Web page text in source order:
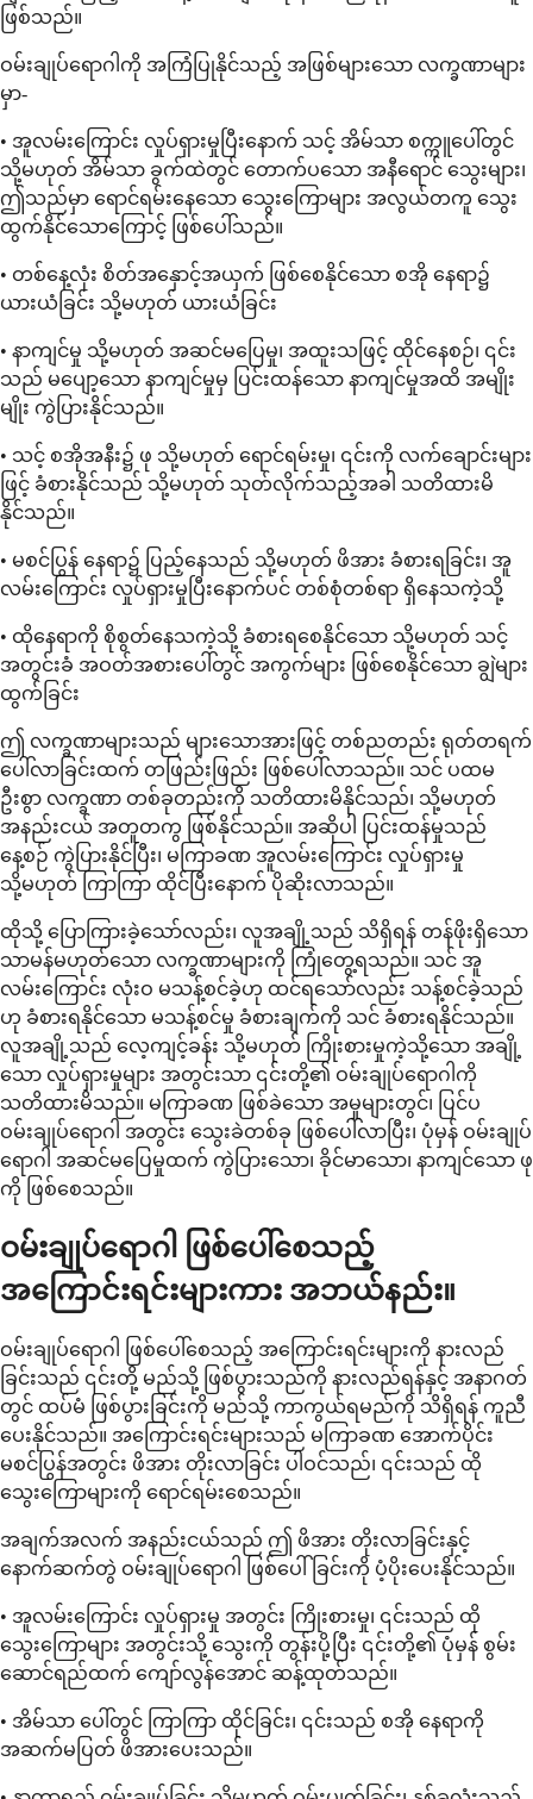
ဖြစ်သည်။
ဝမ်းချုပ်ရောဂါကို အကြံပြုနိုင်သည့် အဖြစ်များသော လက္ခဏာများ
မှာ-
• အူလမ်းကြောင်း လှုပ်ရှားမှုပြီးနောက် သင့် အိမ်သာ စက္ကူပေါ်တွင်
သို့မဟုတ် အိမ်သာ ခွက်ထဲတွင် တောက်ပသော အနီရောင် သွေးများ၊
ဤသည်မှာ ရောင်ရမ်းနေသော သွေးကြောများ အလွယ်တကူ သွေး
ထွက်နိုင်သောကြောင့် ဖြစ်ပေါ်သည်။
• တစ်နေ့လုံး စိတ်အနှောင့်အယှက် ဖြစ်စေနိုင်သော စအို နေရာ၌
ယားယံခြင်း သို့မဟုတ် ယားယံခြင်း
• နာကျင်မှု သို့မဟုတ် အဆင်မပြေမှု၊ အထူးသဖြင့် ထိုင်နေစဉ်၊ ၎င်း
သည် မပျော့သော နာကျင်မှုမှ ပြင်းထန်သော နာကျင်မှုအထိ အမျိုး
မျိုး ကွဲပြားနိုင်သည်။
• သင့် စအိုအနီး၌ ဖု သို့မဟုတ် ရောင်ရမ်းမှု၊ ၎င်းကို လက်ချောင်းများ
ဖြင့် ခံစားနိုင်သည် သို့မဟုတ် သုတ်လိုက်သည့်အခါ သတိထားမိ
နိုင်သည်။
• မစင်ပြွန် နေရာ၌ ပြည့်နေသည် သို့မဟုတ် ဖိအား ခံစားရခြင်း၊ အူ
လမ်းကြောင်း လှုပ်ရှားမှုပြီးနောက်ပင် တစ်စုံတစ်ရာ ရှိနေသကဲ့သို့
• ထိုနေရာကို စိုစွတ်နေသကဲ့သို့ ခံစားရစေနိုင်သော သို့မဟုတ် သင့်
အတွင်းခံ အဝတ်အစားပေါ်တွင် အကွက်များ ဖြစ်စေနိုင်သော ချွဲများ
ထွက်ခြင်း
ဤ လက္ခဏာများသည် များသောအားဖြင့် တစ်ညတည်း ရုတ်တရက်
ပေါ်လာခြင်းထက် တဖြည်းဖြည်း ဖြစ်ပေါ်လာသည်။ သင် ပထမ
ဦးစွာ လက္ခဏာ တစ်ခုတည်းကို သတိထားမိနိုင်သည်၊ သို့မဟုတ်
အနည်းငယ် အတူတကွ ဖြစ်နိုင်သည်။ အဆိုပါ ပြင်းထန်မှုသည်
နေ့စဉ် ကွဲပြားနိုင်ပြီး၊ မကြာခဏ အူလမ်းကြောင်း လှုပ်ရှားမှု
သို့မဟုတ် ကြာကြာ ထိုင်ပြီးနောက် ပိုဆိုးလာသည်။
ထိုသို့ ပြောကြားခဲ့သော်လည်း၊ လူအချို့သည် သိရှိရန် တန်ဖိုးရှိသော
သာမန်မဟုတ်သော လက္ခဏာများကို ကြုံတွေ့ရသည်။ သင် အူ
လမ်းကြောင်း လုံးဝ မသန့်စင်ခဲ့ဟု ထင်ရသော်လည်း သန့်စင်ခဲ့သည်
ဟု ခံစားရနိုင်သော မသန့်စင်မှု ခံစားချက်ကို သင် ခံစားရနိုင်သည်။
လူအချို့သည် လေ့ကျင့်ခန်း သို့မဟုတ် ကြိုးစားမှုကဲ့သို့သော အချို့
သော လှုပ်ရှားမှုများ အတွင်းသာ ၎င်းတို့၏ ဝမ်းချုပ်ရောဂါကို
သတိထားမိသည်။ မကြာခဏ ဖြစ်ခဲသော အမှုများတွင်၊ ပြင်ပ
ဝမ်းချုပ်ရောဂါ အတွင်း သွေးခဲတစ်ခု ဖြစ်ပေါ်လာပြီး၊ ပုံမှန် ဝမ်းချုပ်
ရောဂါ အဆင်မပြေမှုထက် ကွဲပြားသော၊ ခိုင်မာသော၊ နာကျင်သော ဖု
ကို ဖြစ်စေသည်။
ဝမ်းချုပ်ရောဂါ ဖြစ်ပေါ်စေသည့်
အကြောင်းရင်းများကား အဘယ်နည်း။
ဝမ်းချုပ်ရောဂါ ဖြစ်ပေါ်စေသည့် အကြောင်းရင်းများကို နားလည်
ခြင်းသည် ၎င်းတို့ မည်သို့ ဖြစ်ပွားသည်ကို နားလည်ရန်နှင့် အနာဂတ်
တွင် ထပ်မံ ဖြစ်ပွားခြင်းကို မည်သို့ ကာကွယ်ရမည်ကို သိရှိရန် ကူညီ
ပေးနိုင်သည်။ အကြောင်းရင်းများသည် မကြာခဏ အောက်ပိုင်း
မစင်ပြွန်အတွင်း ဖိအား တိုးလာခြင်း ပါဝင်သည်၊ ၎င်းသည် ထို
သွေးကြောများကို ရောင်ရမ်းစေသည်။
အချက်အလက် အနည်းငယ်သည် ဤ ဖိအား တိုးလာခြင်းနှင့်
နောက်ဆက်တွဲ ဝမ်းချုပ်ရောဂါ ဖြစ်ပေါ်ခြင်းကို ပံ့ပိုးပေးနိုင်သည်။
• အူလမ်းကြောင်း လှုပ်ရှားမှု အတွင်း ကြိုးစားမှု၊ ၎င်းသည် ထို
သွေးကြောများ အတွင်းသို့ သွေးကို တွန်းပို့ပြီး ၎င်းတို့၏ ပုံမှန် စွမ်း
ဆောင်ရည်ထက် ကျော်လွန်အောင် ဆန့်ထုတ်သည်။
• အိမ်သာ ပေါ်တွင် ကြာကြာ ထိုင်ခြင်း၊ ၎င်းသည် စအို နေရာကို
အဆက်မပြတ် ဖိအားပေးသည်။